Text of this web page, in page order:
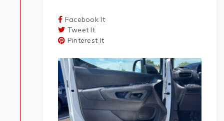
Facebook It
Tweet It
Pinterest It